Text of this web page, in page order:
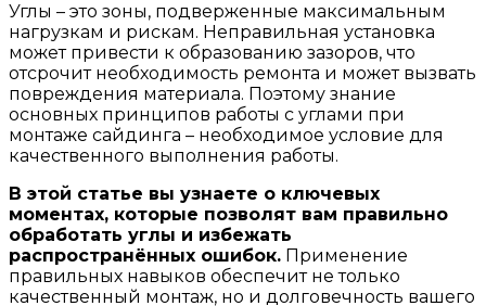
Углы – это зоны, подверженные максимальным
нагрузкам и рискам. Неправильная установка
может привести к образованию зазоров, что
отсрочит необходимость ремонта и может вызвать
повреждения материала. Поэтому знание
основных принципов работы с углами при
монтаже сайдинга – необходимое условие для
качественного выполнения работы.
В этой статье вы узнаете о ключевых
моментах, которые позволят вам правильно
обработать углы и избежать
распространённых ошибок. Применение
правильных навыков обеспечит не только
качественный монтаж, но и долговечность вашего